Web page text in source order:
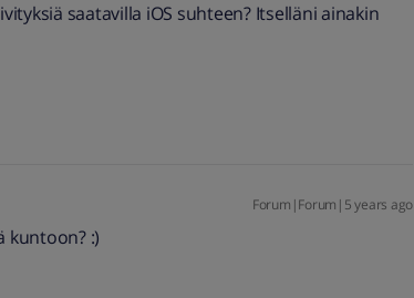
saatavilla iOS suhteen? Itselläni ainakin
Forum|Forum|5 years ago
kuntoon? :)